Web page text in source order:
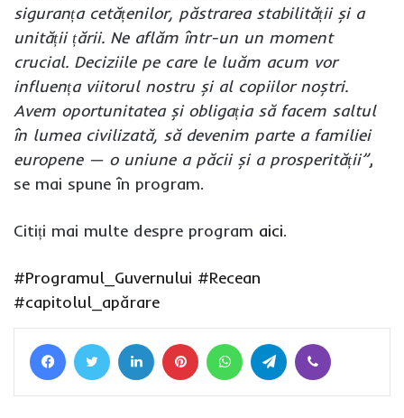
siguranța cetățenilor, păstrarea stabilității și a
unității țării. Ne aflăm într-un un moment
crucial. Deciziile pe care le luăm acum vor
influența viitorul nostru și al copiilor noștri.
Avem oportunitatea și obligația să facem saltul
în lumea civilizată, să devenim parte a familiei
europene — o uniune a păcii și a prosperității”,
se mai spune în program.
Citiți mai multe despre program aici.
#Programul_Guvernului #Recean
#capitolul_apărare
FacebookTwitter LinkedIn Pinterest WhatsAppTelegram